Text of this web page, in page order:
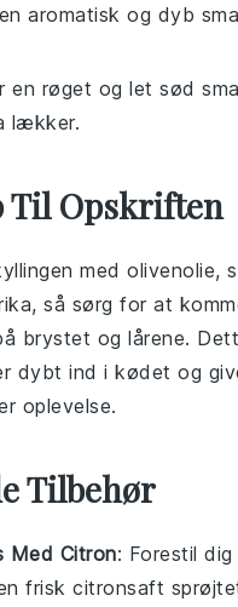
aromatisk og dyb
en røget og let sød
lækker.
Til Opskriften
medolivenolie,
, så sørg for at
brystet oglårene.
dybt ind ikødet og
oplevelse.
Tilbehør
Med Citron: Forestil
friskcitronsaft